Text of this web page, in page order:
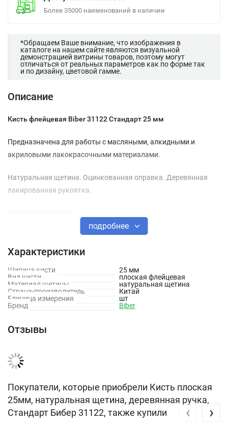
Более 35000 наименований в наличии
*Обращаем Ваше внимание, что изображения в
каталоге на нашем сайте являются визуальной
демонстрацией витрины товаров, поэтому могут
отличаться от реальных параметров как по форме так
и по дизайну, цветовой гамме.
Описание
Кисть флейцевая Biber 31122 Стандарт 25 мм
Предназначена для работы с масляными, алкидными и
акриловыми лакокрасочными материалами.
Натуральная щетина. Оцинкованная оправка. Деревянная
лакированная рукоятка.
Тип товара: Кисти
Тип кисти: Флейцевая
Размер кисти: 25 мм
Материал рукоятки: Дерево
Тип щетины: Натуральная
подробнее
Характеристики
Ширина кисти
25 мм
Вид кисти
плоская флейцевая
Материал щетины
натуральная щетина
Страна-производитель
Китай
Единица измерения
шт
Бренд
Biber
Отзывы
Покупатели, которые приобрели Кисть плоская
25мм, натуральная щетина, деревянная ручка,
Стандарт Бибер 31122, также купили
‹ ›